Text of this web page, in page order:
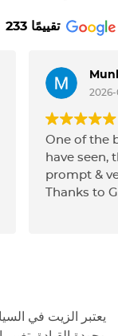
233 تقييمًا
2026-
One of the
have seen,
prompt &
Thanks to
يعتبر الزيت في